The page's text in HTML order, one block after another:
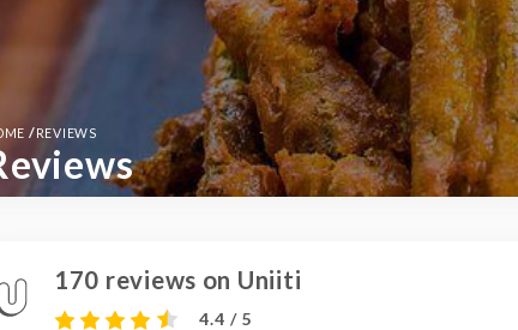
/ REVIEWS
170 reviews on Uniiti
4.4 / 5